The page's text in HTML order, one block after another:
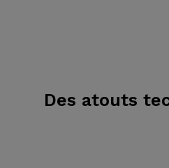
Des atouts